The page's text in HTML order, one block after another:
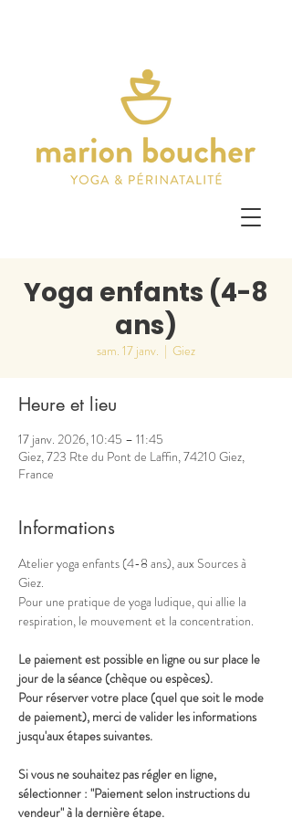
Yoga enfants (4-8
ans)
sam. 17 janv.
  |
Giez
Heure et lieu
17 janv. 2026, 10:45 – 11:45
Giez, 723 Rte du Pont de Laffin, 74210 Giez,
France
Informations
Atelier yoga enfants (4-8 ans), aux Sources à
Giez.
Pour une pratique de yoga ludique, qui allie la
respiration, le mouvement et la concentration.
Le paiement est possible en ligne ou sur place le
jour de la séance (chèque ou espèces).
Pour réserver votre place (quel que soit le mode
de paiement), merci de valider les informations
jusqu'aux étapes suivantes.
Si vous ne souhaitez pas régler en ligne,
sélectionner : "Paiement selon instructions du
vendeur" à la dernière étape.